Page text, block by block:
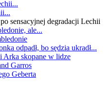
sensacyjnej degradacji Lechii
ale...
odpadł, bo sędzia ukradł...
Arka skopane w lidze
Garros
Geberta